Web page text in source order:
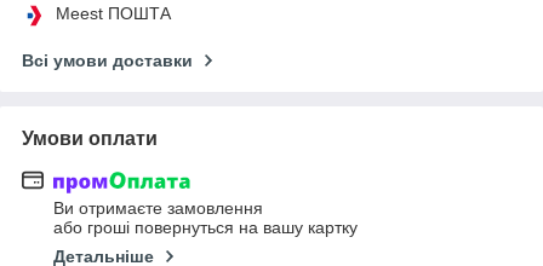
Meest ПОШТА
Всі умови доставки
Умови оплати
Ви отримаєте замовлення
або гроші повернуться на вашу картку
Детальніше